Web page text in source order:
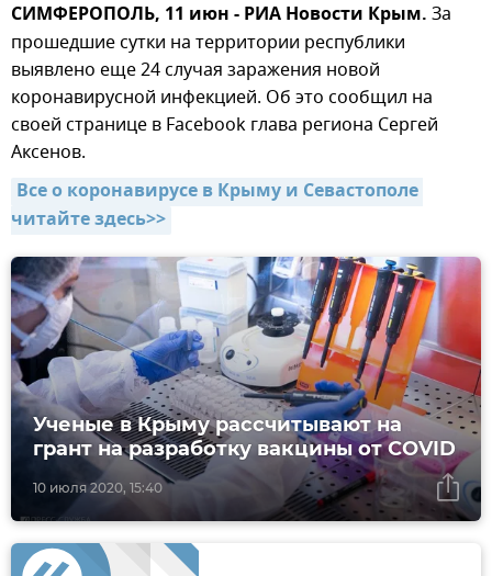
СИМФЕРОПОЛЬ, 11 июн - РИА Новости Крым. За
прошедшие сутки на территории республики
выявлено еще 24 случая заражения новой
коронавирусной инфекцией. Об это сообщил на
своей странице в Facebook глава региона Сергей
Аксенов.
Все о коронавирусе в Крыму и Севастополе
читайте здесь>>
10 июля 2020, 15:40
Ученые в Крыму рассчитывают на
грант на разработку вакцины от COVID